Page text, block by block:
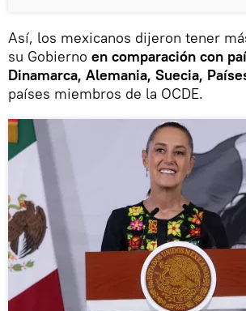
Así, los mexicanos dijeron tener
su Gobierno en comparación con
Dinamarca, Alemania, Suecia,
países miembros de la OCDE.